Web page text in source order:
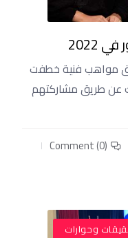
شهد عام 2022، انطلاق مواهب فنية خطفت
عن طريق مشاركتهم
Comment (0)
وحوارات